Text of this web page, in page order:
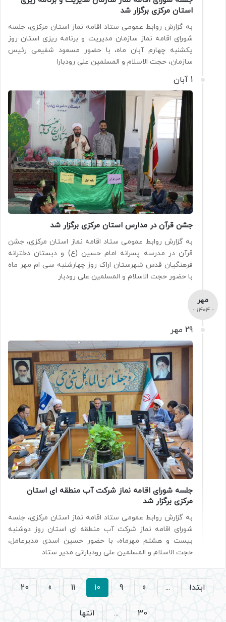
استان مرکزی برگزار شد
به گزارش روابط عمومی ستاد اقامه نماز استان مرکزی، جلسه
شورای اقامه نماز سازمان مدیریت و برنامه ریزی استان روز
یکشنبه چهارم آبان ماه، با حضور مسعود شفیعی رئیس
سازمان، حجت الاسلام و المسلمین علی رودبارا
1 آبان
جشن قرآن در مدارس استان مرکزی برگزار شد
به گزارش روابط عمومی ستاد اقامه نماز استان مرکزی، جشن
قرآن در مدرسه پسرانه امام حسین (ع) و دبستان دخترانه
فرهنگیان قدس شهرستان اراک روز چهارشنبه سی ام مهر ماه
با حضور حجت الاسلام و المسلمین علی رودبار
مهر
- 1404 -
29 مهر
جلسه شورای اقامه نماز شرکت آب منطقه ای استان
مرکزی برگزار شد
به گزارش روابط عمومی ستاد اقامه نماز استان مرکزی، جلسه
شورای اقامه نماز شرکت آب منطقه ای استان روز دوشنبه
بیست و هشتم مهرماه، با حضور حسین اسدی مدیرعامل،
حجت الاسلام و المسلمین علی رودبارانی مدیر ستاد
ابتدا ...
«
9
10
11
»
20
30
... انتها